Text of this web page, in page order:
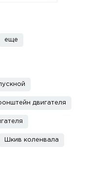
еще
двигателя
Шкив коленвала